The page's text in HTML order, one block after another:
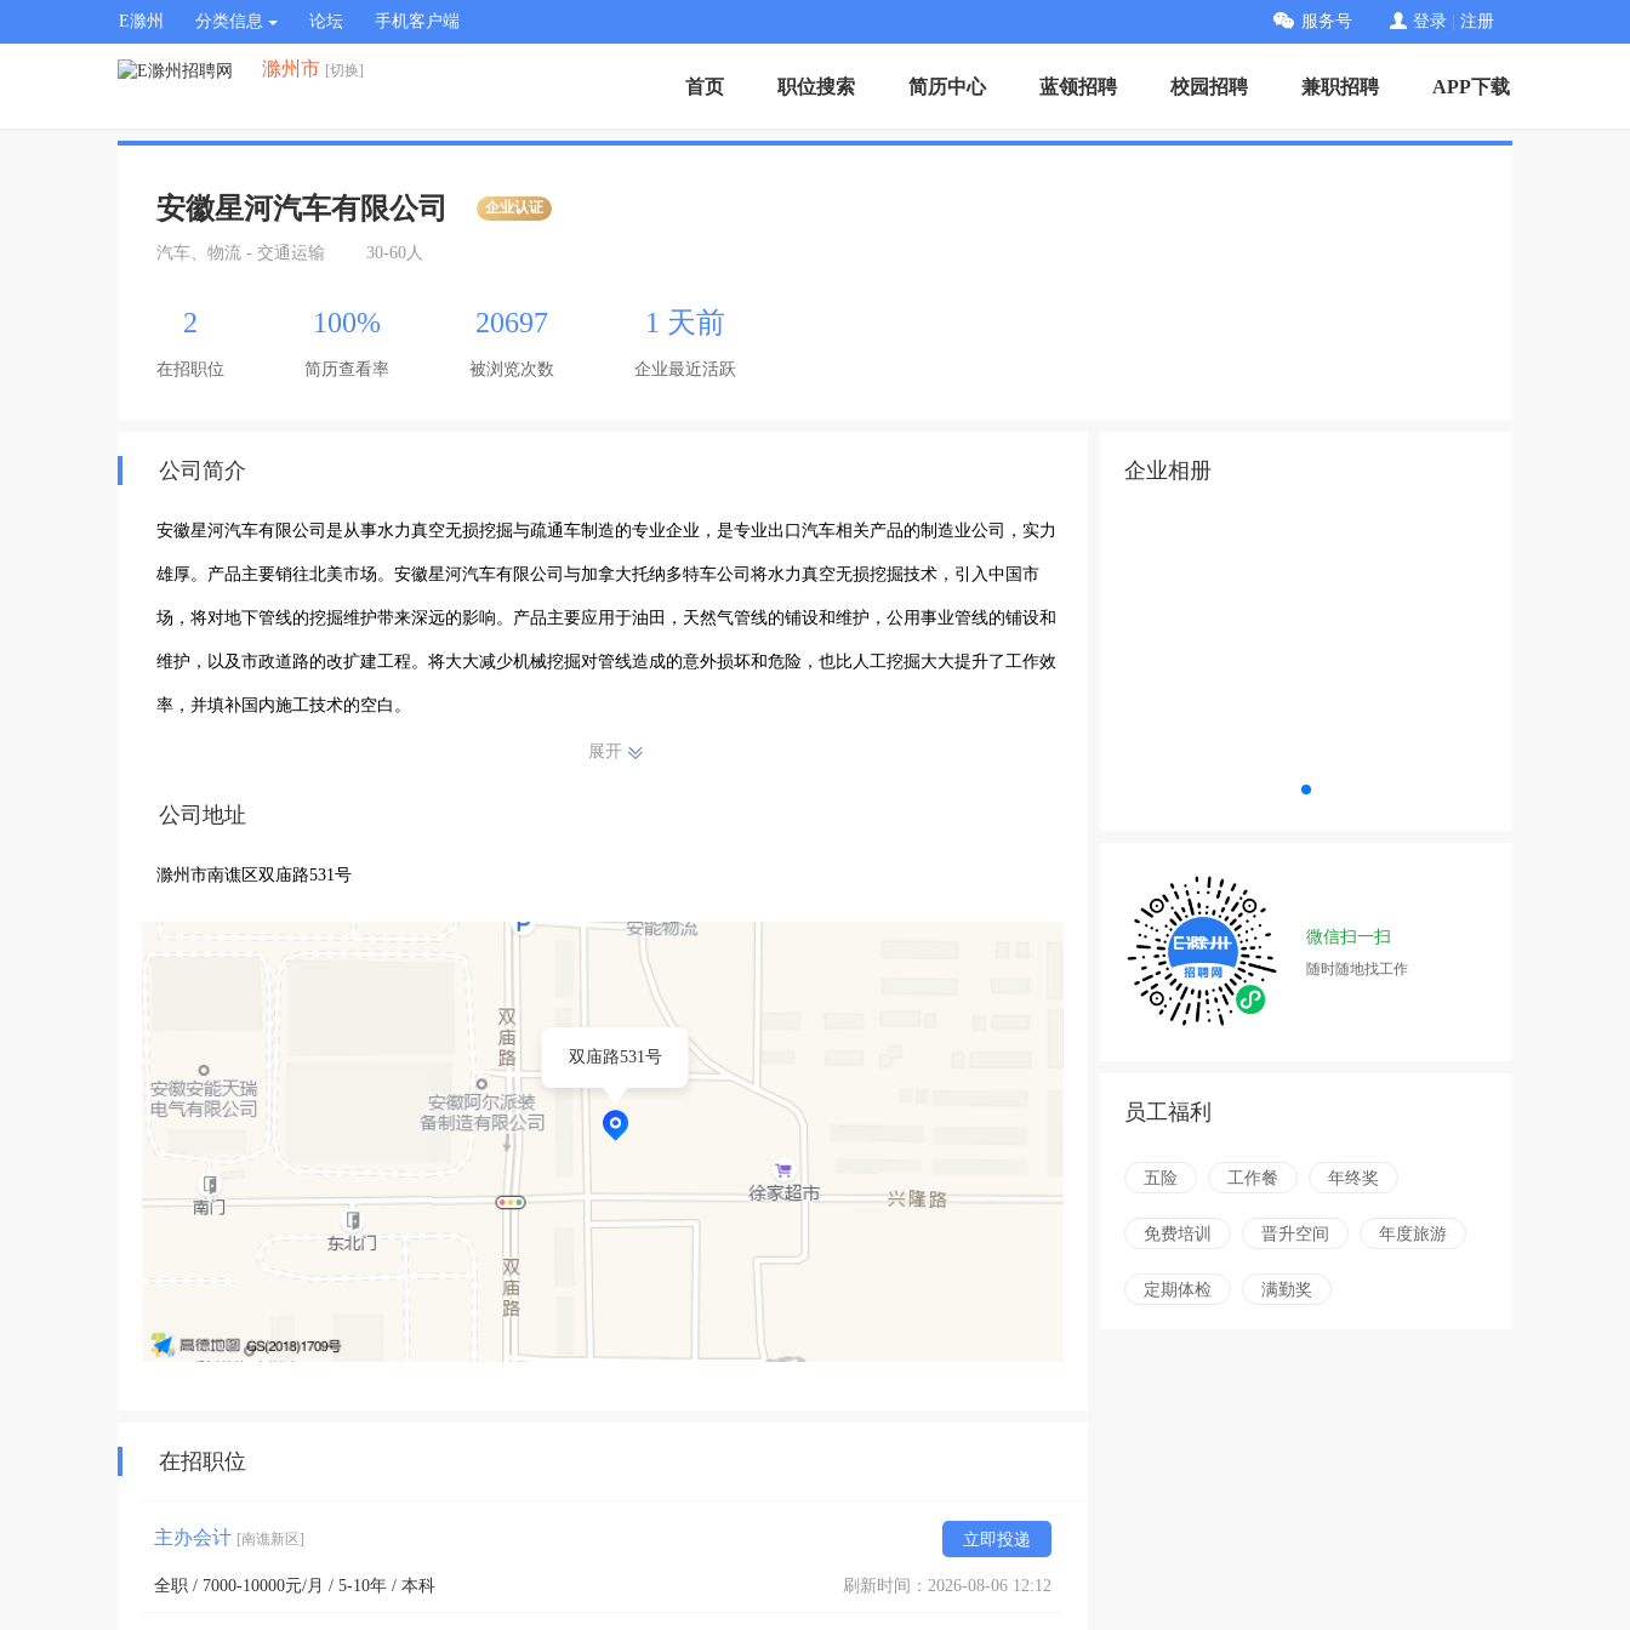
E滁州 分类信息 论坛 手机客户端 服务号 登录 注册
滁州市 [切换]
首页 职位搜索 简历中心 蓝领招聘 校园招聘 兼职招聘 APP下载
安徽星河汽车有限公司 企业认证
汽车、物流 - 交通运输 30-60人
2
在招职位
100%
简历查看率
20697
被浏览次数
1 天前
企业最近活跃
公司简介
安徽星河汽车有限公司是从事水力真空无损挖掘与疏通车制造的专业企业，是专业出口汽车相关产品的制造业公司，实力
雄厚。产品主要销往北美市场。安徽星河汽车有限公司与加拿大托纳多特车公司将水力真空无损挖掘技术，引入中国市
场，将对地下管线的挖掘维护带来深远的影响。产品主要应用于油田，天然气管线的铺设和维护，公用事业管线的铺设和
维护，以及市政道路的改扩建工程。将大大减少机械挖掘对管线造成的意外损坏和危险，也比人工挖掘大大提升了工作效
率，并填补国内施工技术的空白。
展开
公司地址
滁州市南谯区双庙路531号
双庙路531号
在招职位
主办会计 [南谯新区] 立即投递
全职 / 7000-10000元/月 / 5-10年 / 本科 刷新时间：2026-08-06 12:12
企业相册
微信扫一扫
随时随地找工作
员工福利
五险 工作餐 年终奖
免费培训 晋升空间 年度旅游
定期体检 满勤奖